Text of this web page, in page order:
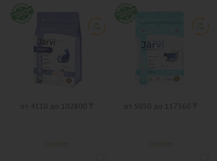
от 4110 до 102800 ₸ от 5050 до 117360 ₸